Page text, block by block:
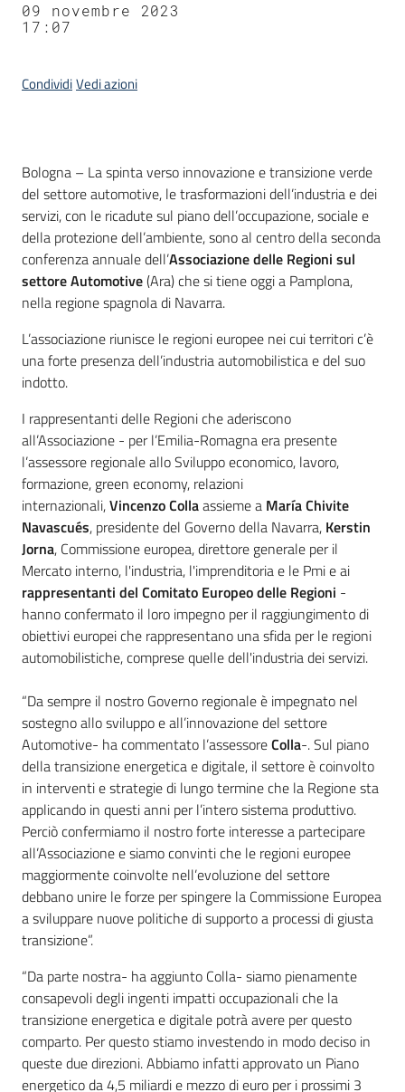
09 novembre 2023
17:07
CondividiVedi azioni
Contenuto
Bologna – La spinta verso innovazione e transizione verde
del settore automotive, le trasformazioni dell’industria e dei
servizi, con le ricadute sul piano dell’occupazione, sociale e
della protezione dell’ambiente, sono al centro della seconda
conferenza annuale dell’Associazione delle Regioni sul
settore Automotive(Ara) che si tiene oggi a Pamplona,
nella regione spagnola di Navarra.
L’associazione riunisce le regioni europee nei cui territori c’è
una forte presenza dell’industria automobilistica e del suo
indotto.
I rappresentanti delle Regioni che aderiscono
all’Associazione - per l’Emilia-Romagna era presente
l’assessore regionale allo Sviluppo economico, lavoro,
formazione, green economy, relazioni
internazionali,Vincenzo Collaassieme a María Chivite
Navascués, presidente del Governo della Navarra, Kerstin
Jorna, Commissione europea, direttore generale per il
Mercato interno, l'industria, l'imprenditoria e le Pmi e ai
rappresentanti del Comitato Europeo delle Regioni -
hanno confermato il loro impegno per il raggiungimento di
obiettivi europei che rappresentano una sfida per le regioni
automobilistiche, comprese quelle dell'industria dei servizi.
“Da sempre il nostro Governo regionale è impegnato nel
sostegno allo sviluppo e all’innovazione del settore
Automotive- ha commentato l’assessoreColla-. Sul piano
della transizione energetica e digitale, il settore è coinvolto
in interventi e strategie di lungo termine che la Regione sta
applicando in questi anni per l’intero sistema produttivo.
Perciò confermiamo il nostro forte interesse a partecipare
all’Associazione e siamo convinti che le regioni europee
maggiormente coinvolte nell’evoluzione del settore
debbano unire le forze per spingere la Commissione Europea
a sviluppare nuove politiche di supporto a processi di giusta
transizione”.
“Da parte nostra- ha aggiunto Colla- siamo pienamente
consapevoli degli ingenti impatti occupazionali che la
transizione energetica e digitale potrà avere per questo
comparto. Per questo stiamo investendo in modo deciso in
queste due direzioni. Abbiamo infatti approvato un Piano
energetico da 4,5 miliardi e mezzo di euro per i prossimi 3